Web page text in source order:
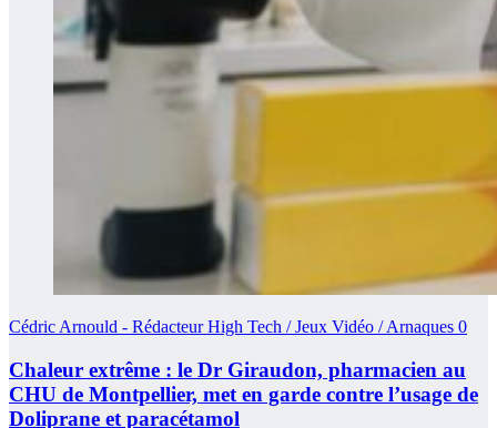
Cédric Arnould - Rédacteur High Tech / Jeux Vidéo / Arnaques 0
Chaleur extrême : le Dr Giraudon, pharmacien au
CHU de Montpellier, met en garde contre l’usage de
Doliprane et paracétamol